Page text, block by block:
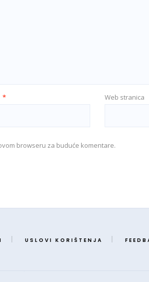
* Web stranica
browseru za buduće komentare.
USLOVI KORIŠTENJA